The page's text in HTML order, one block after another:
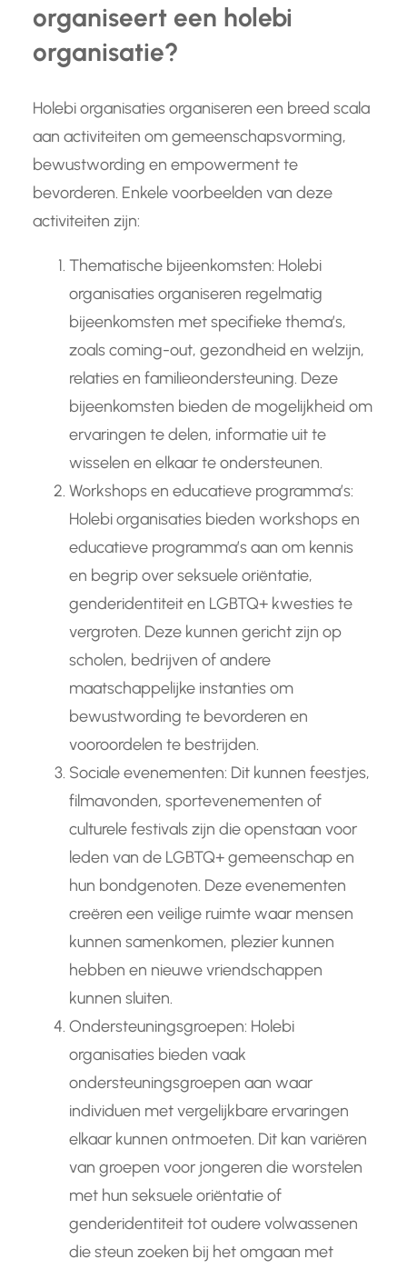
organiseert een holebi
organisatie?
Holebi organisaties organiseren een breed scala
aan activiteiten om gemeenschapsvorming,
bewustwording en empowerment te
bevorderen. Enkele voorbeelden van deze
activiteiten zijn:
Thematische bijeenkomsten: Holebi
organisaties organiseren regelmatig
bijeenkomsten met specifieke thema’s,
zoals coming-out, gezondheid en welzijn,
relaties en familieondersteuning. Deze
bijeenkomsten bieden de mogelijkheid om
ervaringen te delen, informatie uit te
wisselen en elkaar te ondersteunen.
Workshops en educatieve programma’s:
Holebi organisaties bieden workshops en
educatieve programma’s aan om kennis
en begrip over seksuele oriëntatie,
genderidentiteit en LGBTQ+ kwesties te
vergroten. Deze kunnen gericht zijn op
scholen, bedrijven of andere
maatschappelijke instanties om
bewustwording te bevorderen en
vooroordelen te bestrijden.
Sociale evenementen: Dit kunnen feestjes,
filmavonden, sportevenementen of
culturele festivals zijn die openstaan voor
leden van de LGBTQ+ gemeenschap en
hun bondgenoten. Deze evenementen
creëren een veilige ruimte waar mensen
kunnen samenkomen, plezier kunnen
hebben en nieuwe vriendschappen
kunnen sluiten.
Ondersteuningsgroepen: Holebi
organisaties bieden vaak
ondersteuningsgroepen aan waar
individuen met vergelijkbare ervaringen
elkaar kunnen ontmoeten. Dit kan variëren
van groepen voor jongeren die worstelen
met hun seksuele oriëntatie of
genderidentiteit tot oudere volwassenen
die steun zoeken bij het omgaan met